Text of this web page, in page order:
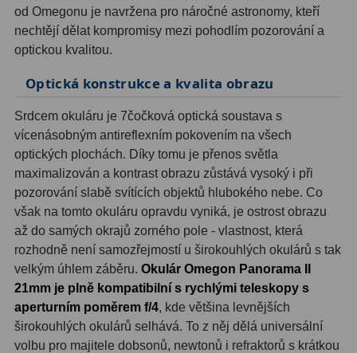
Barlow 5x8
Převracecí4
Hledáčky28
Optické hledáčky
Red Dot hledáčky6
Sluneční hledáčky3
Úchyty a držáky hledáčků4
Příslušenství54
Redukce 1,25" a 2"
Svítilny5
od Omegonu je navržena pro náročné astronomy, kteří
nechtějí dělat kompromisy mezi pohodlím pozorování a
optickou kvalitou.
Optická konstrukce a kvalita obrazu
Srdcem okuláru je 7čočková optická soustava s
vícenásobným antireflexním pokovením na všech
optických plochách. Díky tomu je přenos světla
maximalizován a kontrast obrazu zůstává vysoký i při
pozorování slabě svítících objektů hlubokého nebe. Co
však na tomto okuláru opravdu vyniká, je ostrost obrazu
až do samých okrajů zorného pole - vlastnost, která
rozhodně není samozřejmostí u širokouhlých okulárů s tak
velkým úhlem záběru. Okulár Omegon Panorama II
21mm je plně kompatibilní s rychlými teleskopy s
aperturním poměrem f/4, kde většina levnějších
širokouhlých okulárů selhává. To z něj dělá universální
volbu pro majitele dobsonů, newtonů i refraktorů s krátkou